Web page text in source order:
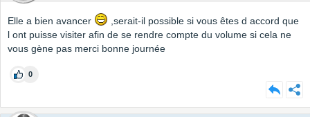
Elle a bien avancer
,serait-il possible si vous êtes d accord que
l ont puisse visiter afin de se rendre compte du volume si cela ne
vous gène pas merci bonne journée
0